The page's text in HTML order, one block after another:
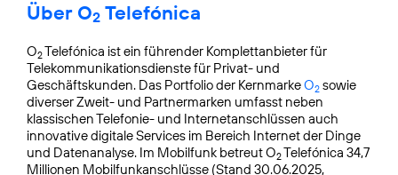
Über O2 Telefónica
O2Telefónica ist ein führender Komplettanbieter für
Telekommunikationsdienste für Privat- und
Geschäftskunden. Das Portfolio der KernmarkeO2 sowie
diverser Zweit- und Partnermarken umfasst neben
klassischen Telefonie- und Internetanschlüssen auch
innovative digitale Services im Bereich Internet der Dinge
und Datenanalyse. Im Mobilfunk betreut O2Telefónica 34,7
Millionen Mobilfunkanschlüsse (Stand 30.06.2025,